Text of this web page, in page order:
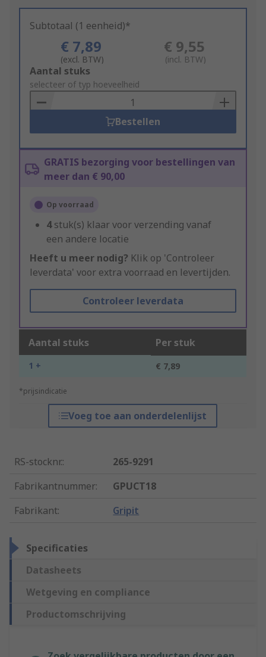
Subtotaal (1 eenheid)*
€ 7,89
(excl. BTW)
€ 9,55
(incl. BTW)
Add
to
Basket
Aantal stuks
selecteer of typ hoeveelheid
Bestellen
GRATIS bezorging voor bestellingen van
meer dan € 90,00
Op voorraad
4stuk(s) klaar voor verzending vanaf
een andere locatie
Heeft u meer nodig? Klik op 'Controleer
leverdata' voor extra voorraad en levertijden.
Controleer leverdata
Aantal stuks Per stuk
1 + € 7,89
*prijsindicatie
Voeg toe aan onderdelenlijst
RS-stocknr.:
265-9291
Fabrikantnummer:
GPUCT18
Fabrikant: Gripit
Specificaties
Datasheets
Wetgeving en compliance
Productomschrijving